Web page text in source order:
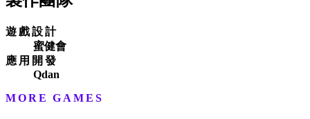
遊戲設計
蜜健會
應用開發
Qdan
MORE GAMES